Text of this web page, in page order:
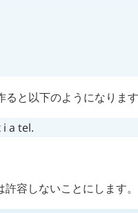
ると以下のようになりま
i a tel.
容しないことにします。